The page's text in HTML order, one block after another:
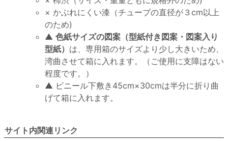
× かぶれにくい漆（チューブの直径が３cm以上
のため)
▲ 色紙サイズの図案（型紙付き図案・図案入り
型紙） は、専用箱のサイズより少し大きいため、
湾曲させて箱に入れます。（ご使用に支障はない
程度です。）
▲ ビニール下敷き45cm×30cmは半分に折り曲
げて箱に入れます。
サイト内関連リンク